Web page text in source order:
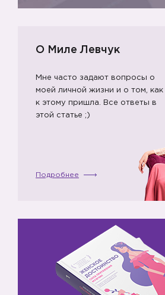
О Миле Левчук
Мне часто задают вопросы о
моей личной жизни и о том, как
к этому пришла. Все ответы в
этой статье ;)
Подробнее